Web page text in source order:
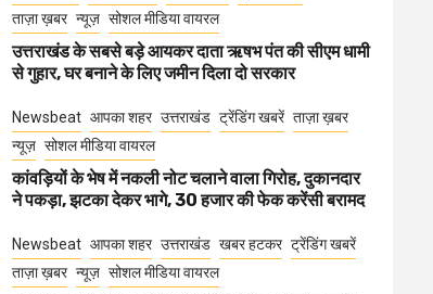
ताज़ा ख़बर न्यूज़ सोशल मीडिया वायरल
उत्तराखंड के सबसे बड़े आयकर दाता ऋषभ पंत की सीएम धामी
से गुहार, घर बनाने के लिए जमीन दिला दो सरकार
Newsbeat आपका शहर उत्तराखंड ट्रेंडिंग खबरें ताज़ा ख़बर
न्यूज़ सोशल मीडिया वायरल
कांवड़ियों के भेष में नकली नोट चलाने वाला गिरोह, दुकानदार
ने पकड़ा, झटका देकर भागे, 30 हजार की फेक करेंसी बरामद
Newsbeat आपका शहर उत्तराखंड खबर हटकर ट्रेंडिंग खबरें
ताज़ा ख़बर न्यूज़ सोशल मीडिया वायरल